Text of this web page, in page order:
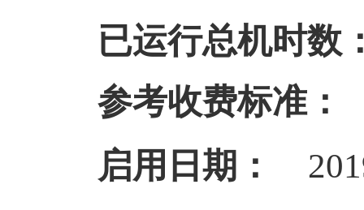
已运行总机时数
参考收费标准：
启用日期：